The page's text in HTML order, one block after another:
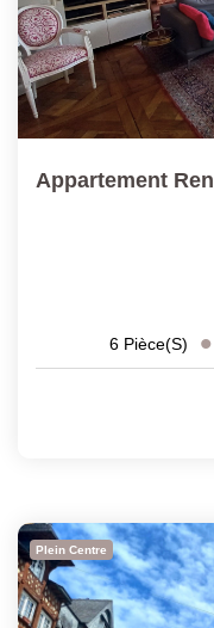
6 Pièce(s)
Plein Centre